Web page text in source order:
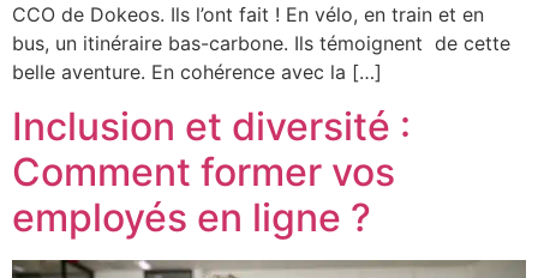
CCO de Dokeos. Ils l’ont fait ! En vélo, en train et en
bus, un itinéraire bas-carbone. Ils témoignent de cette
belle aventure. En cohérence avec la […]
Inclusion et diversité :
Comment former vos
employés en ligne ?